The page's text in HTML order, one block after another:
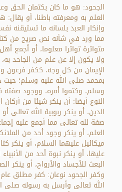
الجحود: هو ما كان بكتمان الحق
العلم به ومعرفته باطنا، أو
وإنكار العبد بلسانه ما تستيقنه
مما ورد في شأنه نص صريح من
متواترة تواترا معلوما، أو أجمع
ولا يكون إلا عن علم من الجاحد
الإيمان من كل وجه، ككفر فرعون
بمحمد صلى الله عليه وسلم؛ حيث
وسلم، وكتموا أمره، ووجود
النوع أيضا: أن ينكر شيئا من
الدين، أو ينكر ربوبية الله تعالى
صفة لله تعالى مما أجمع عليه
العلم، أو ينكر وجود أحد من
ميكائيل عليهما السلام، أو ينكر
عليها، أو ينكر نبوة أحد من
البعث للأجساد والأرواح، أو ينكر
وكفر الجحود نوعان: كفر مطلق
الله تعالى وأرسل به رسوله صلى